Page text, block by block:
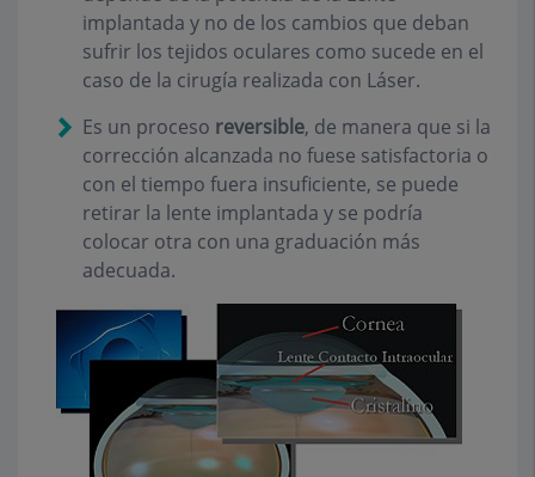
implantada y no de los cambios que deban
sufrir los tejidos oculares como sucede en el
caso de la cirugía realizada con Láser.
Es un proceso reversible, de manera que si la
corrección alcanzada no fuese satisfactoria o
con el tiempo fuera insuficiente, se puede
retirar la lente implantada y se podría
colocar otra con una graduación más
adecuada.